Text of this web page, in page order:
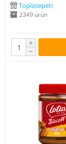
Toplasepeti
2349 ürün
+
−